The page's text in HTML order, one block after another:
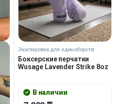
Экипировка для единоборств
Боксерские перчатки
Wusage Lavender Strike 8oz
В наличии